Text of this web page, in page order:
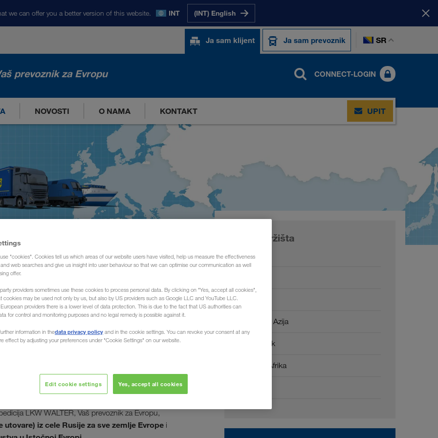
we can offer you a better version of this website. INT (INT) English
Ja sam klijent Ja sam prevoznik SR
prevoznik za Evropu CONNECT-LOGIN
NOVOSTI O NAMA KONTAKT UPIT
Russia and Belarus
i iz Rusije
teritoriji Ruske Federacije. U Moskvi i Sankt
LKW WALTER, Vaš prevoznik za Evropu,
iz cele Rusije za sve zemlje Evrope i
Naša tržišta
Evropa
Centralna Azija
Bliski Istok
Severna Afrika
"cookies". Cookies tell us which areas of our website users have visited, help us measure the effectiveness
web searches and give us insight into user behaviour so that we can optimise our communication as well
offer.
providers sometimes use these cookies to process personal data. By clicking on "Yes, accept all cookies",
cookies may be used not only by us, but also by US providers such as Google LLC and YouTube LLC.
providers there is a lower level of data protection. This is due to the fact that US authorities can
for control and monitoring purposes and no legal remedy is possible against it.
information in thedata privacy policy and in the cookie settings. You can revoke your consent at any
effect by adjusting your preferences under "Cookie Settings" on our website.
Edit cookie settings Yes, accept all cookies